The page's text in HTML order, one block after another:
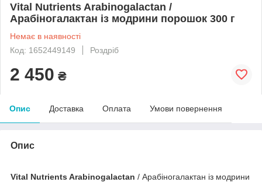
Vital Nutrients Arabinogalactan /
Арабіногалактан із модрини порошок 300 г
Немає в наявності
Код: 1652449149
Роздріб
2 450 ₴
Опис Доставка Оплата Умови повернення
Опис
Vital Nutrients Arabinogalactan / Арабіногалактан із модрини